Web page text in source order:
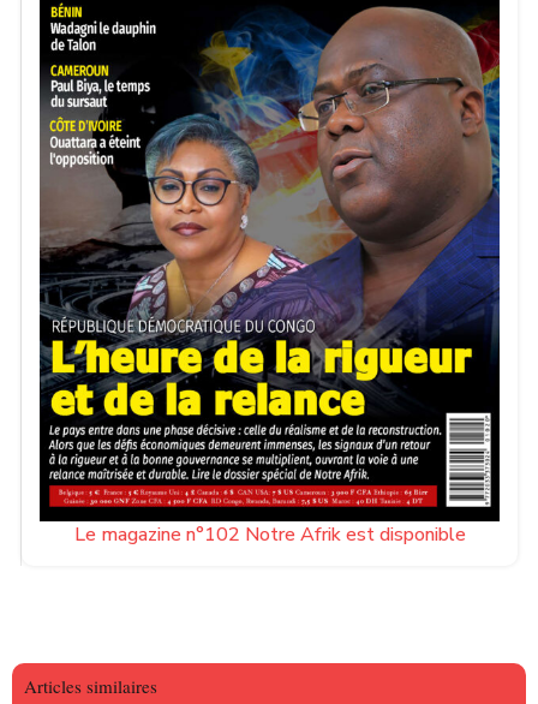
Le magazine n°102 Notre Afrik est disponible
Articles similaires